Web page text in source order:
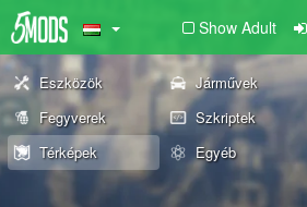
Show Adult
Eszközök Járművek
Fegyverek
Szkriptek
Térképek
Egyéb